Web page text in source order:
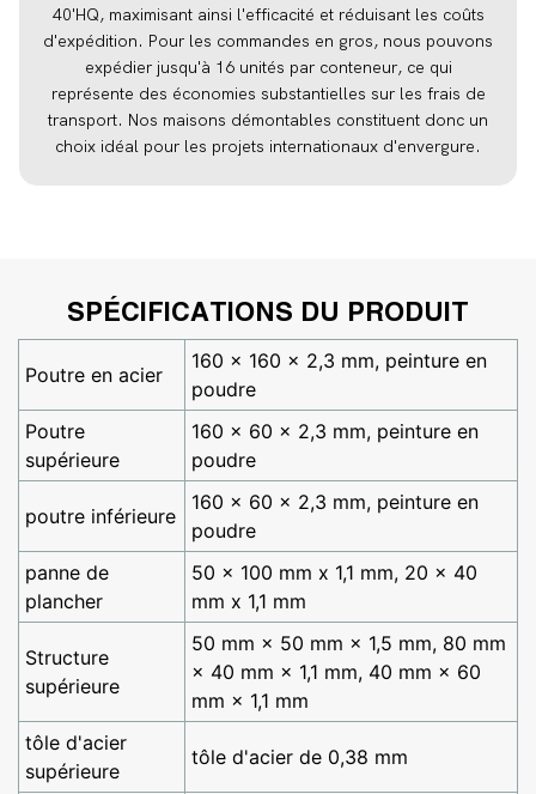
40'HQ, maximisant ainsi l'efficacité et réduisant les coûts
d'expédition. Pour les commandes en gros, nous pouvons
expédier jusqu'à 16 unités par conteneur, ce qui
représente des économies substantielles sur les frais de
transport. Nos maisons démontables constituent donc un
choix idéal pour les projets internationaux d'envergure.
SPÉCIFICATIONS DU PRODUIT
Poutre en acier
160 x 160 x 2,3 mm, peinture en
poudre
Poutre
supérieure
160 x 60 x 2,3 mm, peinture en
poudre
poutre inférieure
160 x 60 x 2,3 mm, peinture en
poudre
panne de
plancher
50 x 100 mm x 1,1 mm, 20 x 40
mm x 1,1 mm
Structure
supérieure
50 mm × 50 mm × 1,5 mm, 80 mm
× 40 mm × 1,1 mm, 40 mm × 60
mm × 1,1 mm
tôle d'acier
supérieure
tôle d'acier de 0,38 mm